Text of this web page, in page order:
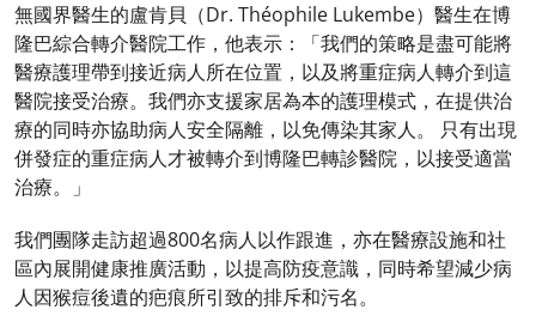
無國界醫生的盧肯貝（Dr. Théophile Lukembe）醫生在博
隆巴綜合轉介醫院工作，他表示：「我們的策略是盡可能將
醫療護理帶到接近病人所在位置，以及將重症病人轉介到這
醫院接受治療。我們亦支援家居為本的護理模式，在提供治
療的同時亦協助病人安全隔離，以免傳染其家人。 只有出現
併發症的重症病人才被轉介到博隆巴轉診醫院，以接受適當
治療。」
我們團隊走訪超過800名病人以作跟進，亦在醫療設施和社
區內展開健康推廣活動，以提高防疫意識，同時希望減少病
人因猴痘後遺的疤痕所引致的排斥和污名。